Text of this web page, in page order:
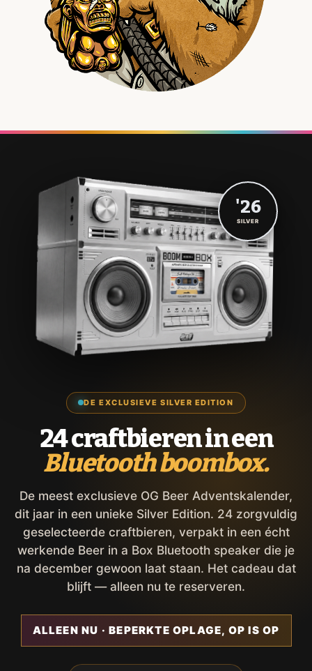
DE EXCLUSIEVE SILVER EDITION
24 craftbieren in een
Bluetooth boombox.
De meest exclusieve OG Beer Adventskalender,
dit jaar in een unieke Silver Edition. 24 zorgvuldig
geselecteerde craftbieren, verpakt in een écht
werkende Beer in a Box Bluetooth speaker die je
na december gewoon laat staan. Het cadeau dat
blijft — alleen nu te reserveren.
ALLEEN NU · BEPERKTE OPLAGE, OP IS OP
'26
SILVER